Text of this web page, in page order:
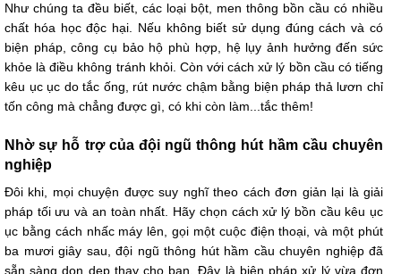
Như chúng ta đều biết, các loại bột, men thông bồn cầu có nhiều
chất hóa học độc hại. Nếu không biết sử dụng đúng cách và có
biện pháp, công cụ bảo hộ phù hợp, hệ lụy ảnh hưởng đến sức
khỏe là điều không tránh khỏi. Còn với cách xử lý bồn cầu có tiếng
kêu ục ục do tắc ống, rút nước chậm bằng biện pháp thả lươn chỉ
tốn công mà chẳng được gì, có khi còn làm...tắc thêm!
Nhờ sự hỗ trợ của đội ngũ thông hút hầm cầu chuyên
nghiệp
Đôi khi, mọi chuyện được suy nghĩ theo cách đơn giản lại là giải
pháp tối ưu và an toàn nhất. Hãy chọn cách xử lý bồn cầu kêu ục
ục bằng cách nhấc máy lên, gọi một cuộc điện thoại, và một phút
ba mươi giây sau, đội ngũ thông hút hầm cầu chuyên nghiệp đã
sẵn sàng dọn dẹp thay cho bạn. Đây là biện pháp xử lý vừa đơn